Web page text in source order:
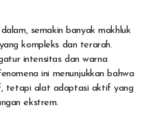
semakin banyak makhluk
kompleks dan terarah.
intensitas dan warna
ini menunjukkan bahwa
tetapi alat adaptasi aktif yang
ekstrem.